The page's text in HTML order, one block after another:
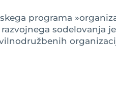
programa
sodelovanja